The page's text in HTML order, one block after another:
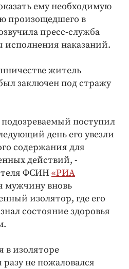
ему необходимую
произощедшего в
пресс-служба
наказаний.
житель
заключен под стражу
поступил
день его увезли
содержания для
действий, -
ФСИН«РИА
мужчину вновь
изолятор, где его
состояние здоровья
в изоляторе
не пожаловался